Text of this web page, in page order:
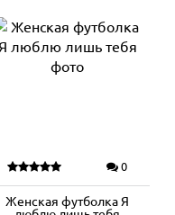
0
Женская футболка Я